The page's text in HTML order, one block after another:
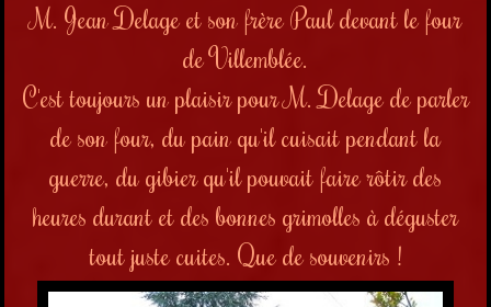
M. Jean Delage et son frère Paul devant le four
de Villemblée.
C'est toujours un plaisir pour M. Delage de parler
de son four, du pain qu'il cuisait pendant la
guerre, du gibier qu'il pouvait faire rôtir des
heures durant et des bonnes grimolles à déguster
tout juste cuites. Que de souvenirs !